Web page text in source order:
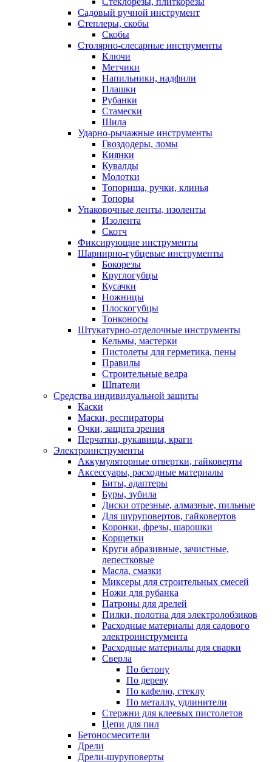
Садовый ручной инструмент
Степлеры, скобы
Скобы
Столярно-слесарные инструменты
Ключи
Метчики
Напильники, надфили
Плашки
Рубанки
Стамески
Шила
Ударно-рычажные инструменты
Гвоздодеры, ломы
Киянки
Кувалды
Молотки
Топорища, ручки, клинья
Топоры
Упаковочные ленты, изоленты
Изолента
Скотч
Фиксирующие инструменты
Шарнирно-губцевые инструменты
Бокорезы
Круглогубцы
Кусачки
Ножницы
Плоскогубцы
Тонконосы
Штукатурно-отделочные инструменты
Кельмы, мастерки
Пистолеты для герметика, пены
Правилы
Строительные ведра
Шпатели
Средства индивидуальной защиты
Каски
Маски, респираторы
Очки, защита зрения
Перчатки, рукавицы, краги
Электроинструменты
Аккумуляторные отвертки, гайковерты
Аксессуары, расходные материалы
Биты, адаптеры
Буры, зубила
Диски отрезные, алмазные, пильные
Для шуруповертов, гайковертов
Коронки, фрезы, шарошки
Корщетки
Круги абразивные, зачистные,
лепестковые
Масла, смазки
Миксеры для строительных смесей
Ножи для рубанка
Патроны для дрелей
Пилки, полотна для электролобзиков
Расходные материалы для садового
электроинструмента
Расходные материалы для сварки
Сверла
По бетону
По дереву
По кафелю, стеклу
По металлу, удлинители
Стержни для клеевых пистолетов
Цепи для пил
Бетоносмесители
Дрели
Дрели-шуруповерты